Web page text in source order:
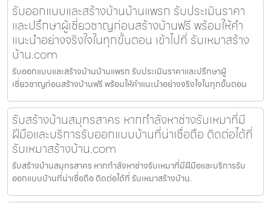
รับออกแบบและสร้างบ้านบ้านแพรก รับประเมินราคา
และปรึกษาผู้เชี่ยวชาญก่อนสร้างบ้านฟรี พร้อมให้คำ
แนะนำอย่างจริงใจในทุกขั้นตอน เข้าไปที่ รับเหมาสร้าง
บ้าน.com
รับออกแบบและสร้างบ้านบ้านแพรก รับประเมินราคาและปรึกษาผู้
เชี่ยวชาญก่อนสร้างบ้านฟรี พร้อมให้คำแนะนำอย่างจริงใจในทุกขั้นตอน
รับสร้างบ้านสมุทรสาคร หากกำลังหาช่างรับเหมาที่มี
ฝีมือและบริการรับออกแบบบ้านที่น่าเชื่อถือ ติดต่อได้ที่
รับเหมาสร้างบ้าน.com
รับสร้างบ้านสมุทรสาคร หากกำลังหาช่างรับเหมาที่มีฝีมือและบริการรับ
ออกแบบบ้านที่น่าเชื่อถือ ติดต่อได้ที่ รับเหมาสร้างบ้าน.